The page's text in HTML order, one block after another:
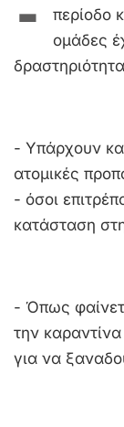
περίοδο
ομάδες
- Υπάρχουν
ατομικές
- όσοι
κατάσταση
- Όπως
την
για να